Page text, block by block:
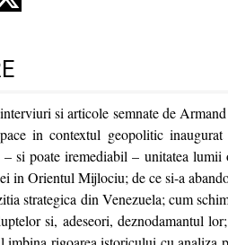
si articole semnate de
in contextul geopolitic
– si poate iremediabil – unitatea
in Orientul Mijlociu; de ce si-a
strategica din Venezuela; cum
si, adeseori, deznodamantul